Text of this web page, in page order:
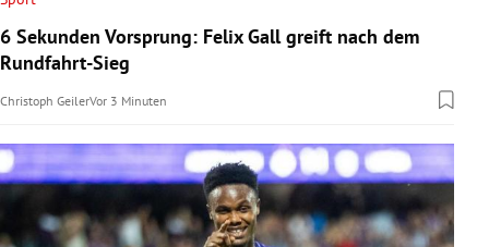
6 Sekunden Vorsprung: Felix Gall greift nach dem
Rundfahrt-Sieg
Christoph GeilerVor 3 Minuten